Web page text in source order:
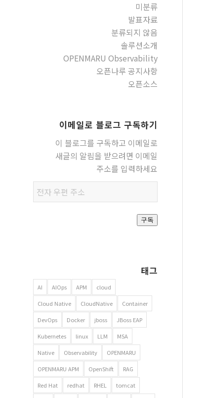
미분류
발표자료
분류되지 않음
솔루션소개
OPENMARU Observability
오픈나루 공지사항
오픈소스
이메일로 블로그 구독하기
이 블로그를 구독하고 이메일로
새글의 알림을 받으려면 이메일
주소를 입력하세요
우편
주소
구독
태그
AI AIOps APM cloud
Cloud Native CloudNative Container
DevOps Docker jboss JBoss EAP
Kubernetes linux LLM MSA
Native Observability OPENMARU
OPENMARU APM OpenShift RAG
Red Hat redhat RHEL tomcat